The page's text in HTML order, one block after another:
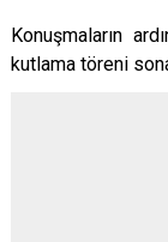
Konuşmaların
kutlama töreni